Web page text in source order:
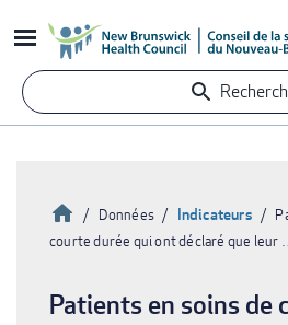
au
contenu
principal
d'Ariane
Accueil
Données Indicateurs
courte durée qui ont déclaré que leur
Patients en soins de